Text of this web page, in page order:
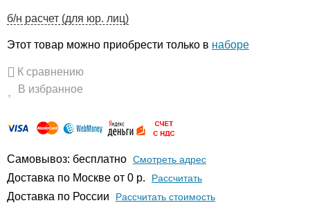
б/н расчет (для юр. лиц)
Этот товар можно приобрести только в наборе
К сравнению
В избранное
Самовывоз: бесплатно Смотреть адрес
Доставка по Москве от 0 р. Расcчитать
Доставка по России Рассчитать стоимость